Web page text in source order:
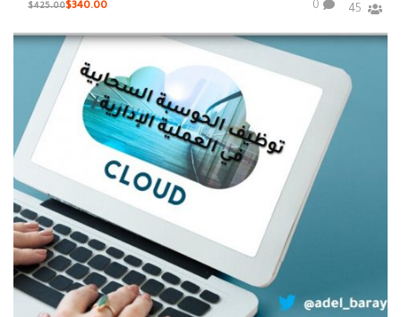
0
$425.00$340.00